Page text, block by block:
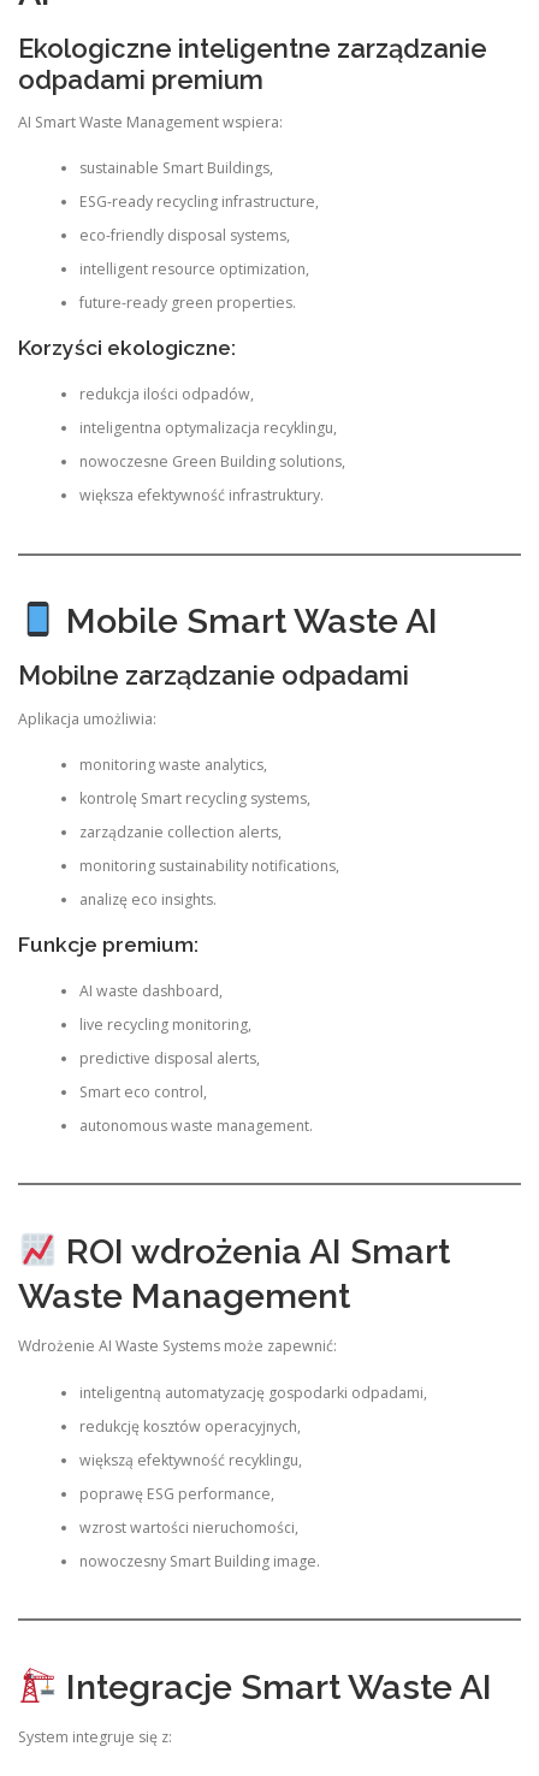
Ekologiczne inteligentne zarządzanie
odpadami premium
AI Smart Waste Management wspiera:
sustainable Smart Buildings,
ESG-ready recycling infrastructure,
eco-friendly disposal systems,
intelligent resource optimization,
future-ready green properties.
Korzyści ekologiczne:
redukcja ilości odpadów,
inteligentna optymalizacja recyklingu,
nowoczesne Green Building solutions,
większa efektywność infrastruktury.
Mobile Smart Waste AI
Mobilne zarządzanie odpadami
Aplikacja umożliwia:
monitoring waste analytics,
kontrolę Smart recycling systems,
zarządzanie collection alerts,
monitoring sustainability notifications,
analizę eco insights.
Funkcje premium:
AI waste dashboard,
live recycling monitoring,
predictive disposal alerts,
Smart eco control,
autonomous waste management.
ROI wdrożenia AI Smart
Waste Management
Wdrożenie AI Waste Systems może zapewnić:
inteligentną automatyzację gospodarki odpadami,
redukcję kosztów operacyjnych,
większą efektywność recyklingu,
poprawę ESG performance,
wzrost wartości nieruchomości,
nowoczesny Smart Building image.
Integracje Smart Waste AI
System integruje się z: